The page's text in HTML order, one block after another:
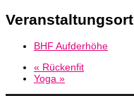
Veranstaltungsort
BHF Aufderhöhe
« Rückenfit
Yoga »